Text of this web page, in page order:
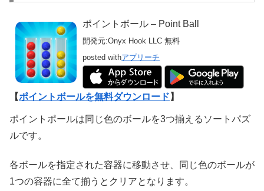
ポイントボール – Point Ball
開発元:Onyx Hook LLC 無料
posted withアプリーチ
【ポイントボールを無料ダウンロード 】
ポイントポールは同じ色のボールを3つ揃えるソートパズ
ルです。
各ボールを指定された容器に移動させ、同じ色のボールが
1つの容器に全て揃うとクリアとなります。